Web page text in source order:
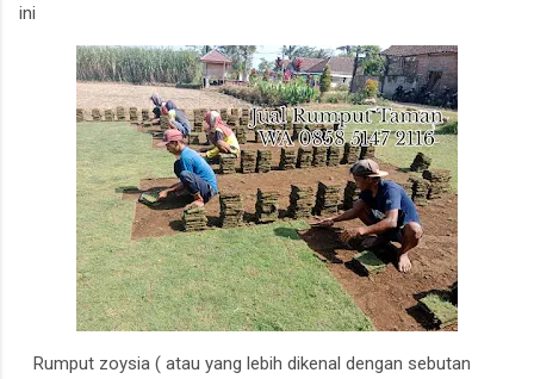
ini
Rumput zoysia ( atau yang lebih dikenal dengan sebutan